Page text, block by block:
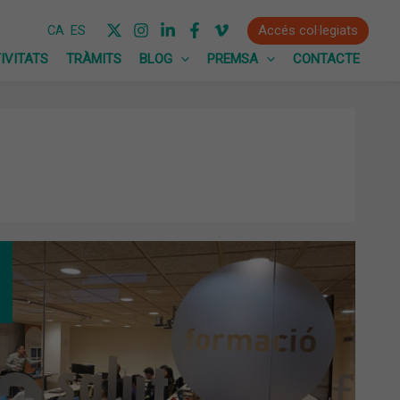
CA ES
Accés col·legiats
TRÀMITS BLOG PREMSA CONTACTE